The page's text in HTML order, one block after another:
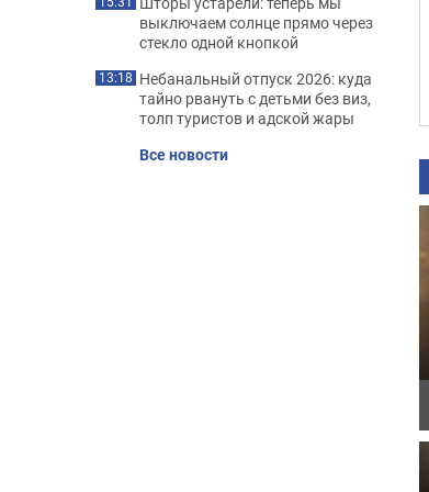
выключаем солнце прямо через
стекло одной кнопкой
13:18 Небанальный отпуск 2026: куда
тайно рвануть с детьми без виз,
толп туристов и адской жары
Все новости